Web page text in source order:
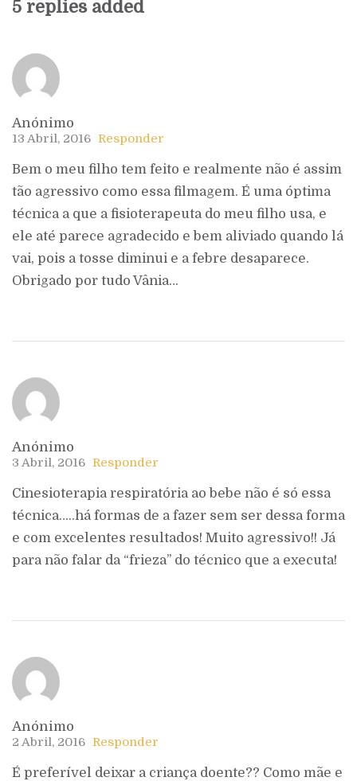
5 replies added
Anónimo
13 Abril, 2016 Responder
Bem o meu filho tem feito e realmente não é assim
tão agressivo como essa filmagem. É uma óptima
técnica a que a fisioterapeuta do meu filho usa, e
ele até parece agradecido e bem aliviado quando lá
vai, pois a tosse diminui e a febre desaparece.
Obrigado por tudo Vânia…
Anónimo
3 Abril, 2016 Responder
Cinesioterapia respiratória ao bebe não é só essa
técnica…..há formas de a fazer sem ser dessa forma
e com excelentes resultados! Muito agressivo!! Já
para não falar da “frieza” do técnico que a executa!
Anónimo
2 Abril, 2016 Responder
É preferível deixar a criança doente?? Como mãe e